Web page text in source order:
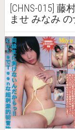
[CHNS-015] 藤
ませ みなみ の